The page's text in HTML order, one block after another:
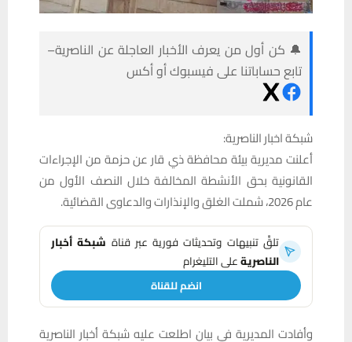
🔔 كن أول من يعرف الأخبار العاجلة عن الناصرية–
تابع حساباتنا على فيسبوك أو أكس
شبكة اخبار الناصرية:
أعلنت مديرية بيئة محافظة ذي قار عن حزمة من الإجراءات
القانونية بحق الأنشطة المخالفة خلال النصف الأول من
عام 2026، شملت الغلق والإنذارات والدعاوى القضائية.
تلقَّ تنبيهات وتحديثات فورية عبر قناة شبكة أخبار
الناصريةعلى التليغرام
انضم للقناة
وأفادت المديرية في بيان اطلعت عليه شبكة أخبار الناصرية